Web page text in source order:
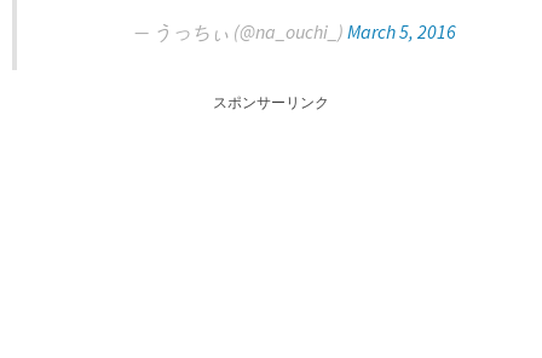
— うっちぃ (@na_ouchi_) March 5, 2016
スポンサーリンク